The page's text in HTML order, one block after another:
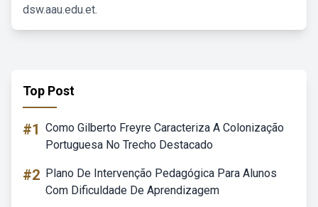
dsw.aau.edu.et.
Top Post
#1 Como Gilberto Freyre Caracteriza A Colonização
Portuguesa No Trecho Destacado
#2 Plano De Intervenção Pedagógica Para Alunos
Com Dificuldade De Aprendizagem